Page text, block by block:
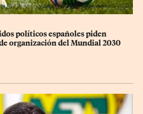
políticos españoles piden
organización del Mundial 2030